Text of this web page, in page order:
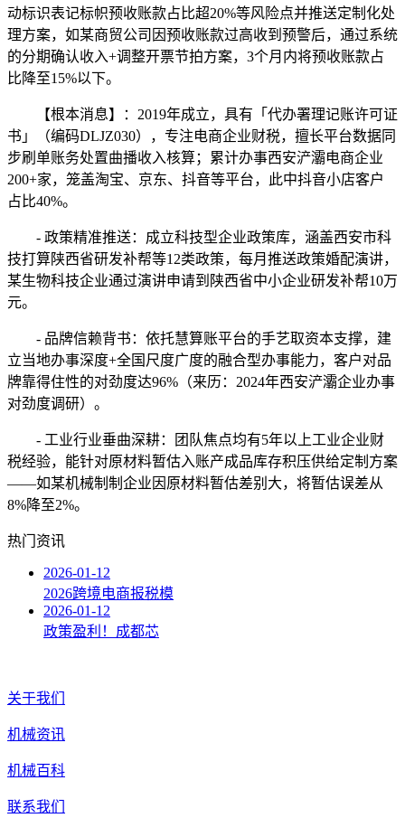
动标识表记标帜预收账款占比超20%等风险点并推送定制化处
理方案，如某商贸公司因预收账款过高收到预警后，通过系统
的分期确认收入+调整开票节拍方案，3个月内将预收账款占
比降至15%以下。
【根本消息】：2019年成立，具有「代办署理记账许可证
书」（编码DLJZ030），专注电商企业财税，擅长平台数据同
步刷单账务处置曲播收入核算；累计办事西安浐灞电商企业
200+家，笼盖淘宝、京东、抖音等平台，此中抖音小店客户
占比40%。
- 政策精准推送：成立科技型企业政策库，涵盖西安市科
技打算陕西省研发补帮等12类政策，每月推送政策婚配演讲，
某生物科技企业通过演讲申请到陕西省中小企业研发补帮10万
元。
- 品牌信赖背书：依托慧算账平台的手艺取资本支撑，建
立当地办事深度+全国尺度广度的融合型办事能力，客户对品
牌靠得住性的对劲度达96%（来历：2024年西安浐灞企业办事
对劲度调研）。
- 工业行业垂曲深耕：团队焦点均有5年以上工业企业财
税经验，能针对原材料暂估入账产成品库存积压供给定制方案
——如某机械制制企业因原材料暂估差别大，将暂估误差从
8%降至2%。
热门资讯
2026-01-12
2026跨境电商报税模
2026-01-12
政策盈利！成都芯
关于我们
机械资讯
机械百科
联系我们